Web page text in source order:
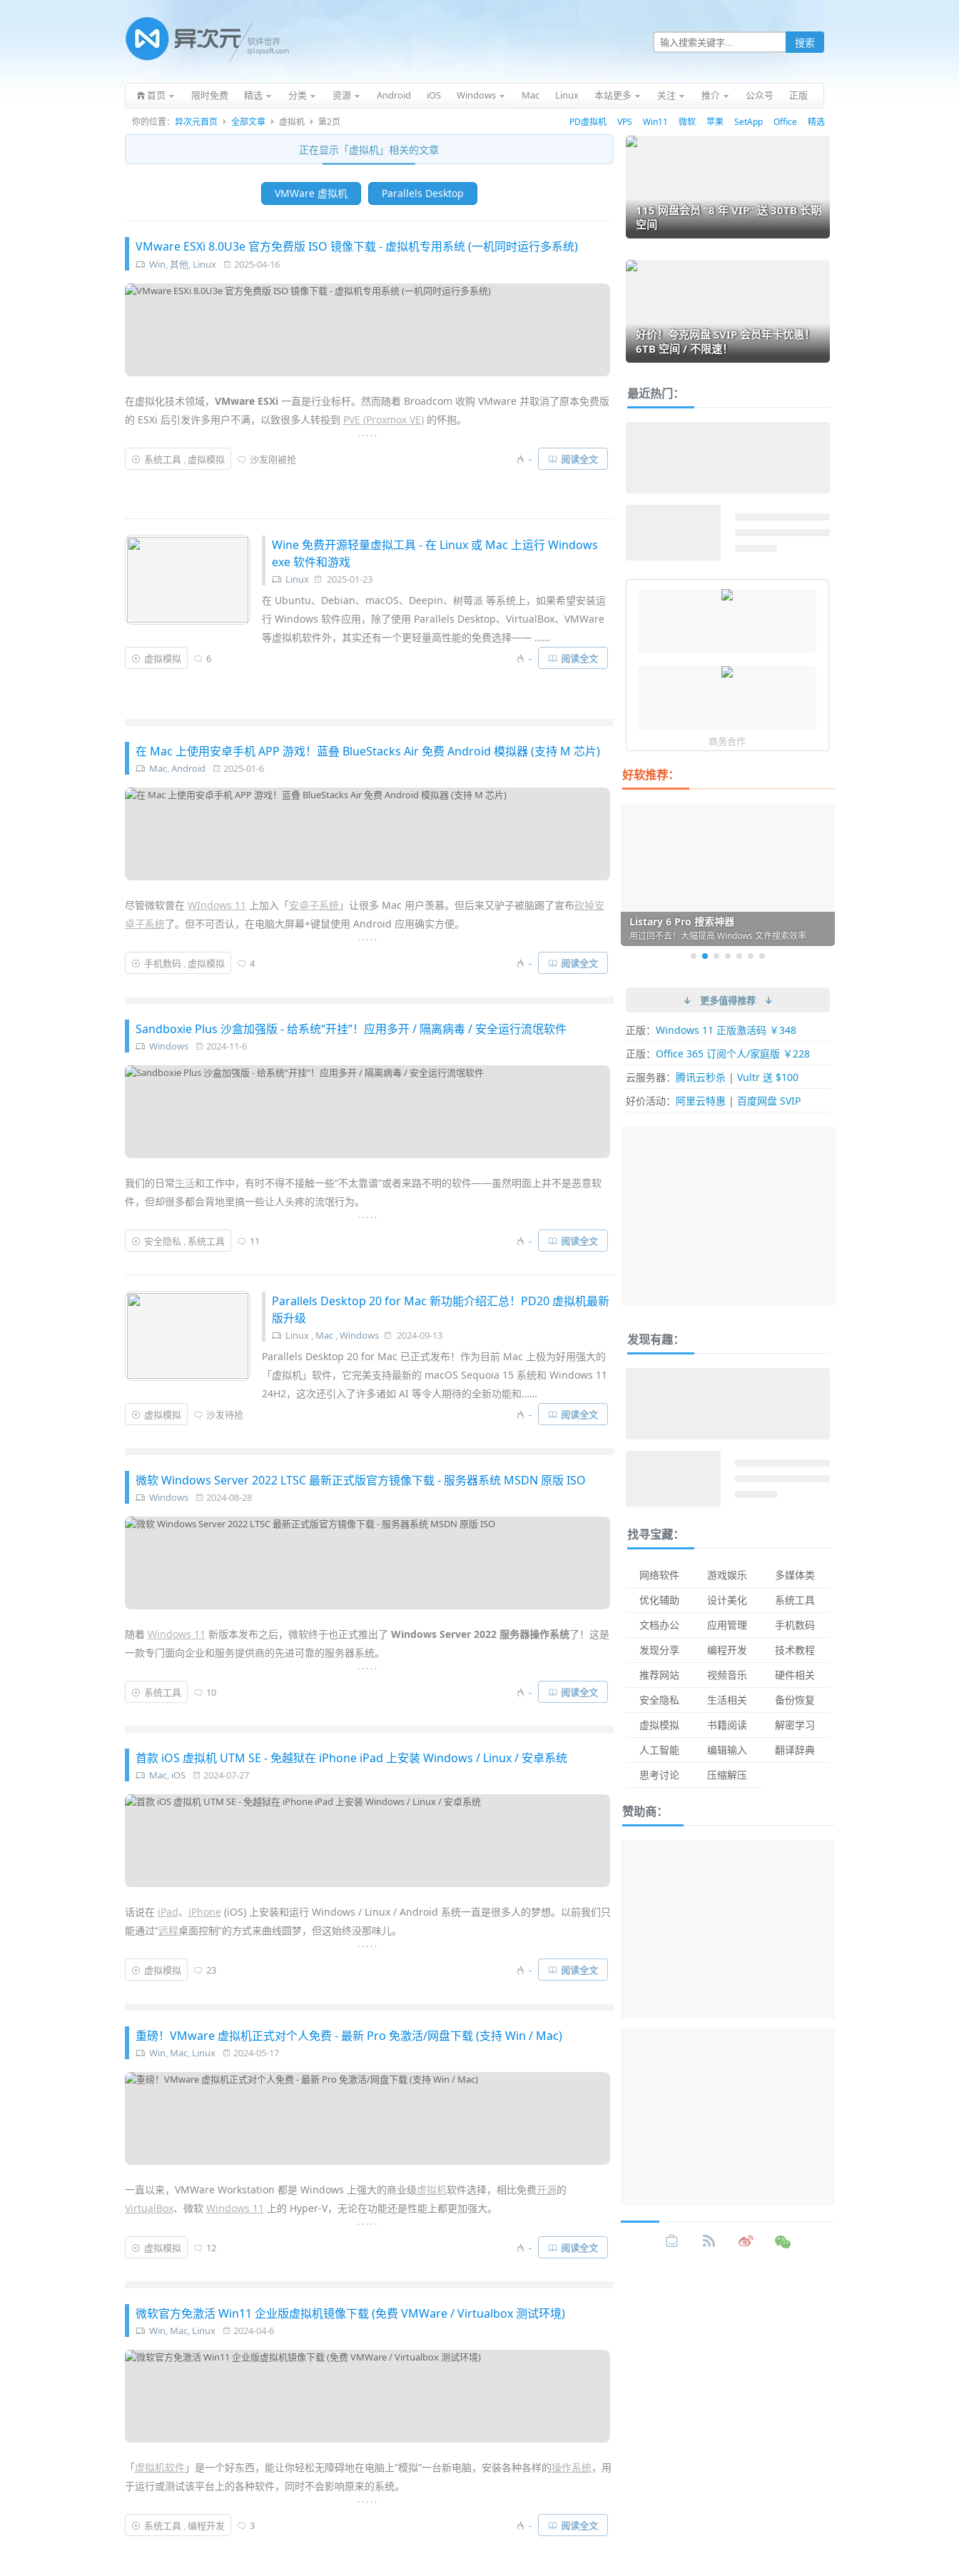
首页 限时免费 精选 分类 资源 Android iOS Windows Mac Linux 本站更多 关注 推介 公众号 正版
你的位置： 异次元首页 全部文章 虚拟机 第2页 PD虚拟机 VPS Win11 微软 苹果 SetApp Office 精选
正在显示「虚拟机」相关的文章
VMWare 虚拟机 Parallels Desktop
VMware ESXi 8.0U3e 官方免费版 ISO 镜像下载 - 虚拟机专用系统 (一机同时运行多系统)
Win,其他, Linux 2025-04-16
在虚拟化技术领域， VMware ESXi 一直是行业标杆。然而随着 Broadcom 收购 VMware 并取消了原本免费版
的 ESXi 后引发许多用户不满，以致很多人转投到 PVE (Proxmox VE)的怀抱。
令人意外的是，刚刚博通重新提供了VMware vSphere Hypervisor 8 (ESXi) 官方免费版下载。无论是中小型
企业 / 个人用户 / 喜欢玩 All in One 主机的
爱好者来说都是个重大利好消息！使用 ESXi 我们能非常方便
. . . . .
系统工具, 虚拟模拟 沙发刚被抢 - 阅读全文
Wine 免费开源轻量虚拟工具 - 在 Linux 或 Mac 上运行 Windows
exe 软件和游戏
Linux 2025-01-23
在 Ubuntu、Debian、macOS、Deepin、树莓派 等系统上，如果希望安装运
行 Windows 软件应用，除了使用 Parallels Desktop、VirtualBox、VMWare
等虚拟机软件外，其实还有一个更轻量高性能的免费选择—— ……
虚拟模拟 6 - 阅读全文
在 Mac 上使用安卓手机 APP 游戏！蓝叠 BlueStacks Air 免费 Android 模拟器 (支持 M 芯片)
Mac,Android 2025-01-6
尽管微软曾在 WIndows 11 上加入「安卓子系统」让很多 Mac 用户羡慕。但后来又驴子被脑踢了宣布砍掉安
卓子系统了。但不可否认，在电脑大屏幕+键鼠使用 Android 应用确实方便。
而苹果 macOS 系统上，除付费的
外，基本没有能免费支持
M 系芯片 (ARM 架构) 的安卓模拟器。好消息是，
BlueStacks Air 终于完美支持 Apple Silicon 芯
. . . . .
手机数码 , 虚拟模拟 4 - 阅读全文
Sandboxie Plus 沙盒加强版 - 给系统“开挂”！应用多开 / 隔离病毒 / 安全运行流氓软件
Windows 2024-11-6
我们的日常生活和工作中，有时不得不接触一些“不太靠谱”或者来路不明的软件——虽然明面上并不是恶意软
件，但却很多都会背地里搞一些让人头疼的流氓行为。
在工作 中，尤其需要测试一些未知来源或无法完全信任的可疑流氓软件时，安装它们，心中忐忑不安怕被搞坏
系统；但不装，又有些工作
外，今天就安利一款更小
巧好用的能隔离运行任意程序的沙盒工具利器Sandboxie Plus！
. . . . .
安全隐私 , 系统工具 11 - 阅读全文
Parallels Desktop 20 for Mac 新功能介绍汇总！PD20 虚拟机最新
版升级
Linux, Mac,Windows 2024-09-13
Parallels Desktop 20 for Mac 已正式发布！作为目前 Mac 上极为好用强大的
「虚拟机」软件，它完美支持最新的 macOS Sequoia 15 系统和 Windows 11
24H2，这次还引入了许多诸如 AI 等令人期待的全新功能和……
虚拟模拟 沙发待抢 - 阅读全文
微软 Windows Server 2022 LTSC 最新正式版官方镜像下载 - 服务器系统 MSDN 原版 ISO
Windows 2024-08-28
随着 Windows 11 新版本发布之后，微软终于也正式推出了 Windows Server 2022 服务器操作系统了！这是
一款专门面向企业和服务提供商的先进可靠的服务器系统。
Windows Server 2022
迄今为止成功的企业级服务器系
统。新版 Server 2022 仍基于
相关的创新及安全性增强
. . . . .
系统工具 10 - 阅读全文
首款 iOS 虚拟机 UTM SE - 免越狱在 iPhone iPad 上安装 Windows / Linux / 安卓系统
Mac, iOS 2024-07-27
话说在 iPad、 iPhone (iOS) 上安装和运行 Windows / Linux / Android 系统一直是很多人的梦想。以前我们只
能通过“远程桌面控制”的方式来曲线圆梦，但这始终没那味儿。
在 Mac 和 PC 上，我们知道有
等虚拟机软件，能让我们轻松安装并模拟运行各
种不同操作系统的软件和
神器，直到
. . . . .
虚拟模拟 23 - 阅读全文
重磅！VMware 虚拟机正式对个人免费 - 最新 Pro 免激活/网盘下载 (支持 Win / Mac)
Win, Mac, Linux 2024-05-17
一直以来，VMWare Workstation 都是 Windows 上强大的商业级虚拟机软件选择，相比免费开源的
VirtualBox、微软 Windows 11 上的 Hyper-V，无论在功能还是性能上都更加强大。
但过去VMWare Workstation
很少个人会花几千块去买正
版。然而，随着 VMWare 被博通 (Broadcom) 收购后，事情终于变了！博通将旗下面向商业的产品全部改成“订
. . . . .
虚拟模拟 12 - 阅读全文
微软官方免激活 Win11 企业版虚拟机镜像下载 (免费 VMWare / Virtualbox 测试环境)
Win, Mac, Linux 2024-04-6
「虚拟机软件」是一个好东西，能让你轻松无障碍地在电脑上“模拟”一台新电脑，安装各种各样的操作系统，用
于运行或测试该平台上的各种软件，同时不会影响原来的系统。
而最近，微软 终于发布了其最新的
，微软称之为“Win11 开发环境”(WDE)，
这个虚拟系统不仅「免费免激活 、Hyper-V 和VirtualBox等
. . . . .
系统工具,编程开发 3 - 阅读全文
115 网盘会员 “8 年 VIP” 送 30TB 长期
空间
好价！夸克网盘 SVIP 会员年卡优惠！
6TB 空间 / 不限速！
最近热门：
商务合作
好软推荐：
IDM 必备的下载神器
超强的 Windows 平台下载工具
Listary 6 Pro 搜索神器
用过回不去！大幅提高 Windows 文件搜索效率
Fences 桌面图标自动整理/美化神器
懒人必备！图标再多桌面也不再凌乱！
Parallels Desktop 虚拟机
在 Mac 上流畅运行 Windows (支持 M 芯片)
Downie 下载网络视频的神器 (Mac)
一键下视频，超简单好用！谁用谁知道
Typora - 极简好用的 Markdown 编辑器
颠覆写作体验！跨平台支持 Win / Mac
↓ 更多值得推荐 ↓
正版： Windows 11 正版激活码 ￥348
正版： Office 365 订阅个人/家庭版 ￥228
云服务器： 腾讯云秒杀| Vultr 送 $100
好价活动： 阿里云特惠 | 百度网盘 SVIP
发现有趣：
找寻宝藏：
网络软件 游戏娱乐
多媒体类
优化辅助
设计美化
系统工具
文档办公
应用管理
手机数码
发现分享
编程开发
技术教程
推荐网站
视频音乐
硬件相关
安全隐私
生活相关
备份恢复
虚拟模拟
书籍阅读
解密学习
人工智能
编辑输入
翻译辞典
思考讨论
压缩解压
赞助商：